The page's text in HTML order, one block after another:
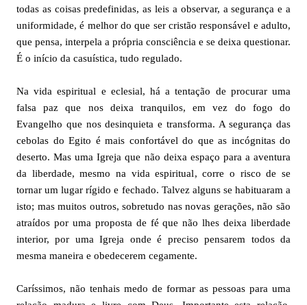
todas as coisas predefinidas, as leis a observar, a segurança e a
uniformidade, é melhor do que ser cristão responsável e adulto,
que pensa, interpela a própria consciência e se deixa questionar.
É o início da casuística, tudo regulado.
Na vida espiritual e eclesial, há a tentação de procurar uma
falsa paz que nos deixa tranquilos, em vez do fogo do
Evangelho que nos desinquieta e transforma. A segurança das
cebolas do Egito é mais confortável do que as incógnitas do
deserto. Mas uma Igreja que não deixa espaço para a aventura
da liberdade, mesmo na vida espiritual, corre o risco de se
tornar um lugar rígido e fechado. Talvez alguns se habituaram a
isto; mas muitos outros, sobretudo nas novas gerações, não são
atraídos por uma proposta de fé que não lhes deixa liberdade
interior, por uma Igreja onde é preciso pensarem todos da
mesma maneira e obedecerem cegamente.
Caríssimos, não tenhais medo de formar as pessoas para uma